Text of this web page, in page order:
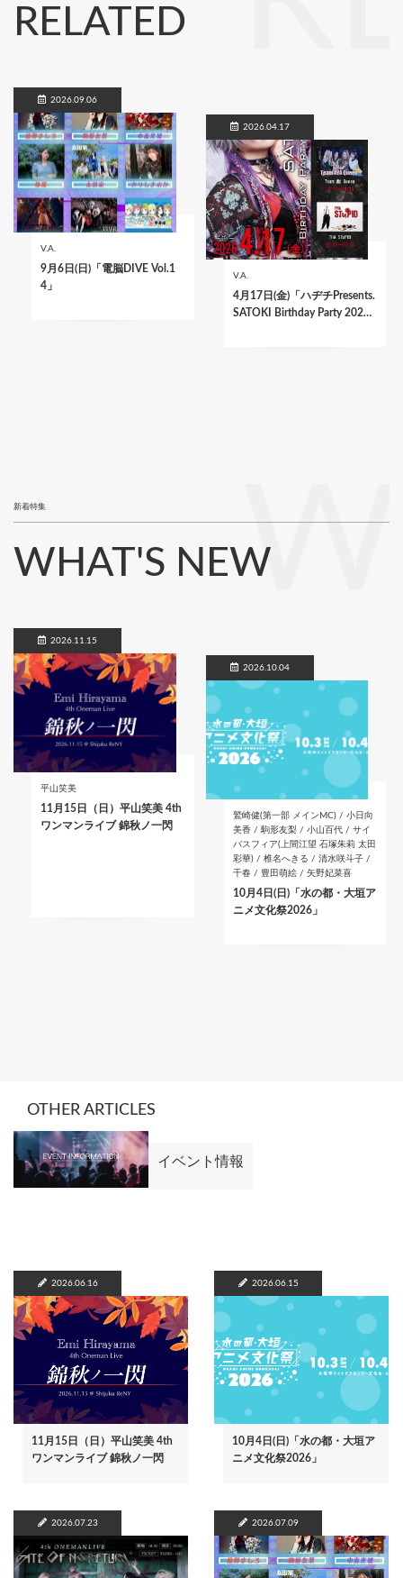
RELATED
2026.09.06
V.A.
9月6日(日)「電脳DIVE Vol.1
4」
2026.04.17
V.A.
4月17日(金)「ハヂチPresents.
SATOKI Birthday Party 202…
新着特集
WHAT'S NEW
2026.11.15
平山笑美
11月15日（日）平山笑美 4th
ワンマンライブ 錦秋ノ一閃
2026.10.04
鷲崎健(第一部 メインMC) / 小日向
美香 / 駒形友梨 / 小山百代 / サイ
バスフィア(上間江望 石塚朱莉 太田
彩華) / 椎名へきる / 清水咲斗子 /
千春 / 豊田萌絵 / 矢野妃菜喜
10月4日(日)「水の都・大垣ア
ニメ文化祭2026」
OTHER ARTICLES
イベント情報
2026.06.16
11月15日（日）平山笑美 4th
ワンマンライブ 錦秋ノ一閃
2026.06.15
10月4日(日)「水の都・大垣ア
ニメ文化祭2026」
2026.07.23 2026.07.09